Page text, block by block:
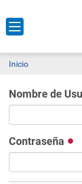
Inicio
Nombre de
Contraseña